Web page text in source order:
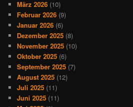
März 2026 (10)
Februar 2026 (9)
Januar 2026 (6)
Dezember 2025 (8)
November 2025 (10)
Oktober 2025 (6)
September 2025 (7)
August 2025 (12)
Juli 2025 (11)
Juni 2025 (11)